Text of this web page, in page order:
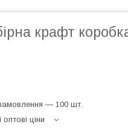
крафт
— 100 шт.
ціни